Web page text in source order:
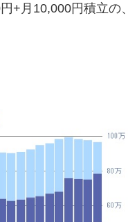
+月10,000円積立の、